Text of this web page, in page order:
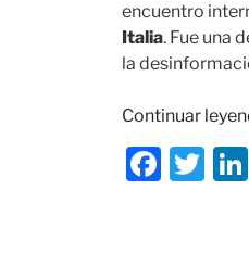
encuentro
Italia. Fue una
la
Continuar
F
T